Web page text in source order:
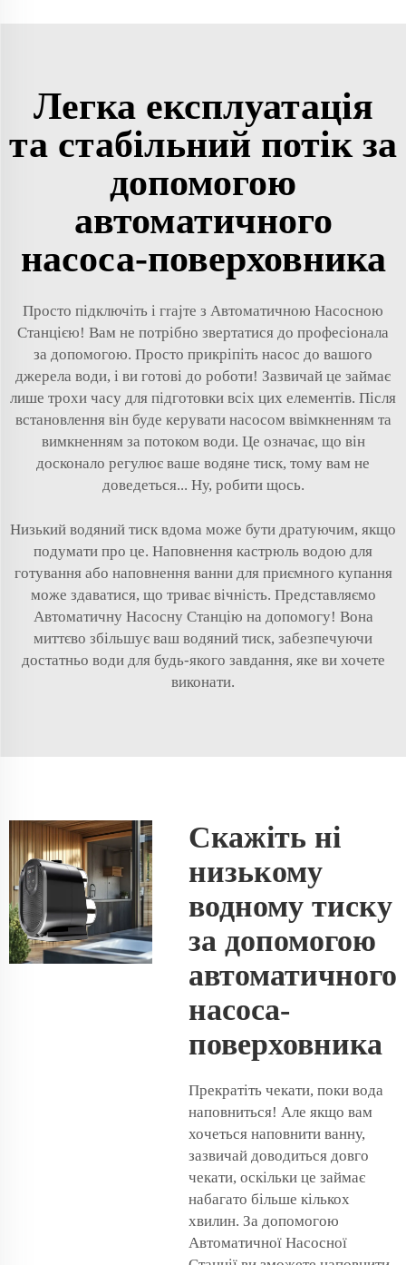
Легка експлуатація
та стабільний потік за
допомогою
автоматичного
насоса-поверховника
Просто підключіть і гrajте з Автоматичною Насосною
Станцією! Вам не потрібно звертатися до професіонала
за допомогою. Просто прикріпіть насос до вашого
джерела води, і ви готові до роботи! Зазвичай це займає
лише трохи часу для підготовки всіх цих елементів. Після
встановлення він буде керувати насосом ввімкненням та
вимкненням за потоком води. Це означає, що він
досконало регулює ваше водяне тиск, тому вам не
доведеться... Ну, робити щось.
Низький водяний тиск вдома може бути дратуючим, якщо
подумати про це. Наповнення кастрюль водою для
готування або наповнення ванни для приємного купання
може здаватися, що триває вічність. Представляємо
Автоматичну Насосну Станцію на допомогу! Вона
миттєво збільшує ваш водяний тиск, забезпечуючи
достатньо води для будь-якого завдання, яке ви хочете
виконати.
Скажіть ні
низькому
водному тиску
за допомогою
автоматичного
насоса-
поверховника
Прекратіть чекати, поки вода
наповниться! Але якщо вам
хочеться наповнити ванну,
зазвичай доводиться довго
чекати, оскільки це займає
набагато більше кількох
хвилин. За допомогою
Автоматичної Насосної